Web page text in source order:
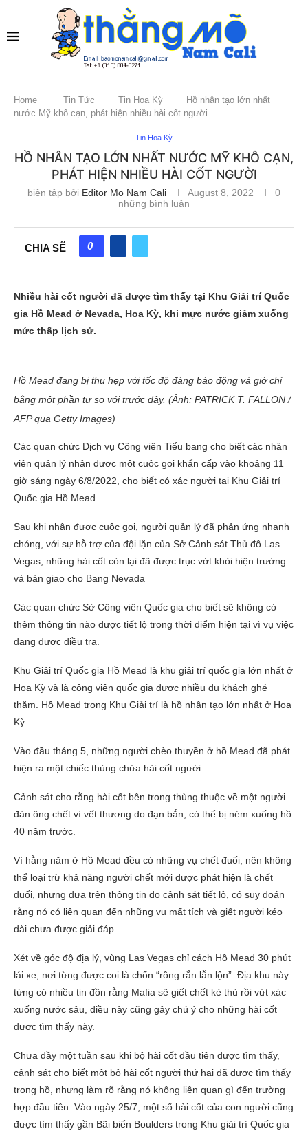
Home Tin Tức Tin Hoa Kỳ
Hồ nhân tạo lớn nhất
nước Mỹ khô cạn, phát hiện nhiều hài cốt người
Tin Hoa Kỳ
HỒ NHÂN TẠO LỚN NHẤT NƯỚC MỸ KHÔ CẠN,
PHÁT HIỆN NHIỀU HÀI CỐT NGƯỜI
biên tập bởi Editor Mo Nam Cali August 8, 2022
0
những bình luận
CHIA SẼ 0
Nhiều hài cốt người đã được tìm thấy tại Khu Giải trí Quốc
gia Hồ Mead ở Nevada, Hoa Kỳ, khi mực nước giảm xuống
mức thấp lịch sử.
Hồ Mead đang bị thu hẹp với tốc độ đáng báo động và giờ chỉ
bằng một phần tư so với trước đây. (Ảnh: PATRICK T. FALLON /
AFP qua Getty Images)
Các quan chức Dịch vụ Công viên Tiểu bang cho biết các nhân
viên quản lý nhận được một cuộc gọi khẩn cấp vào khoảng 11
giờ sáng ngày 6/8/2022, cho biết có xác người tại Khu Giải trí
Quốc gia Hồ Mead
Sau khi nhận được cuộc gọi, người quản lý đã phản ứng nhanh
chóng, với sự hỗ trợ của đội lặn của Sở Cảnh sát Thủ đô Las
Vegas, những hài cốt còn lại đã được trục vớt khỏi hiện trường
và bàn giao cho Bang Nevada
Các quan chức Sở Công viên Quốc gia cho biết sẽ không có
thêm thông tin nào được tiết lộ trong thời điểm hiện tại vì vụ việc
đang được điều tra.
Khu Giải trí Quốc gia Hồ Mead là khu giải trí quốc gia lớn nhất ở
Hoa Kỳ và là công viên quốc gia được nhiều du khách ghé
thăm. Hồ Mead trong Khu Giải trí là hồ nhân tạo lớn nhất ở Hoa
Kỳ
Vào đầu tháng 5, những người chèo thuyền ở hồ Mead đã phát
hiện ra một chiếc thùng chứa hài cốt người.
Cảnh sát cho rằng hài cốt bên trong thùng thuộc về một người
đàn ông chết vì vết thương do đạn bắn, có thể bị ném xuống hồ
40 năm trước.
Vì hằng năm ở Hồ Mead đều có những vụ chết đuối, nên không
thể loại trừ khả năng người chết mới được phát hiện là chết
đuối, nhưng dựa trên thông tin do cảnh sát tiết lộ, có suy đoán
rằng nó có liên quan đến những vụ mất tích và giết người kéo
dài chưa được giải đáp.
Xét về góc độ địa lý, vùng Las Vegas chỉ cách Hồ Mead 30 phút
lái xe, nơi từng được coi là chốn “rồng rắn lẫn lộn”. Địa khu này
từng có nhiều tin đồn rằng Mafia sẽ giết chết kẻ thù rồi vứt xác
xuống nước sâu, điều này cũng gây chú ý cho những hài cốt
được tìm thấy này.
Chưa đầy một tuần sau khi bộ hài cốt đầu tiên được tìm thấy,
cảnh sát cho biết một bộ hài cốt người thứ hai đã được tìm thấy
trong hồ, nhưng làm rõ rằng nó không liên quan gì đến trường
hợp đầu tiên. Vào ngày 25/7, một số hài cốt của con người cũng
được tìm thấy gần Bãi biển Boulders trong Khu giải trí Quốc gia